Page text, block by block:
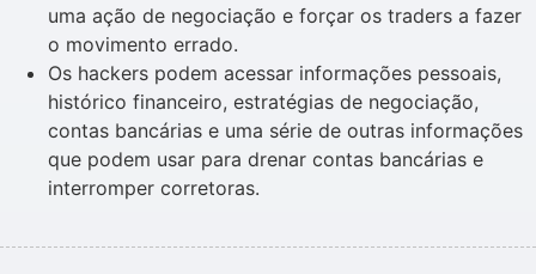
uma ação de negociação e forçar os traders a fazer
o movimento errado.
Os hackers podem acessar informações pessoais,
histórico financeiro, estratégias de negociação,
contas bancárias e uma série de outras informações
que podem usar para drenar contas bancárias e
interromper corretoras.